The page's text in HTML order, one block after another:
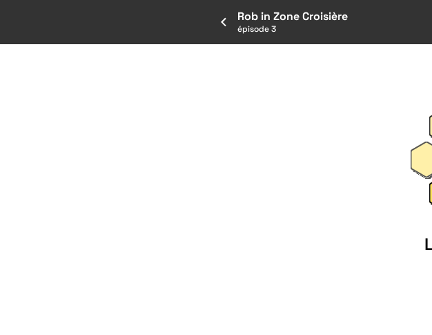
Rob in Zone Croisière
épisode 3